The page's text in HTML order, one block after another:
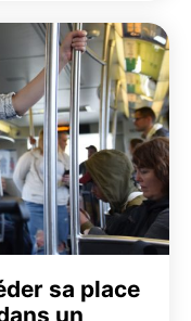
sa place
un